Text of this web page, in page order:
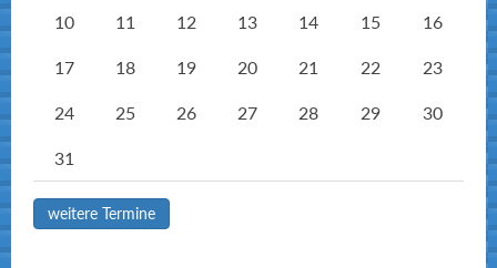
10 11 12 13 14 15 16
17 18 19 20 21 22 23
24 25 26 27 28 29 30
31
weitere Termine